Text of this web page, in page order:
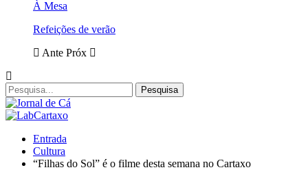
À Mesa
Refeições de verão
Ante Próx
Entrada
Cultura
“Filhas do Sol” é o filme desta semana no Cartaxo